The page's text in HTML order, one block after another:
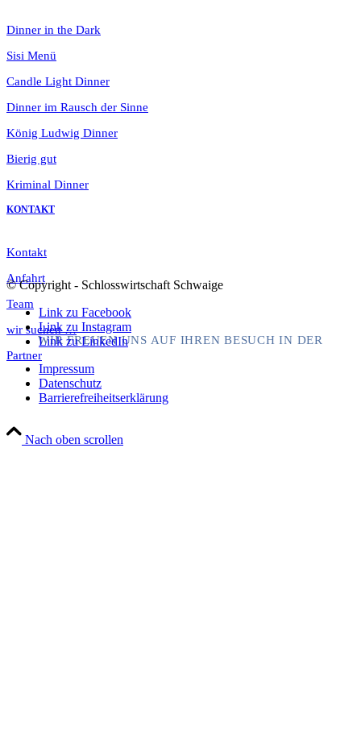
Dinner in the Dark
Sisi Menü
Candle Light Dinner
Dinner im Rausch der Sinne
König Ludwig Dinner
Bierig gut
Kriminal Dinner
KONTAKT
Kontakt
Anfahrt
Team
wir suchen …
Partner
WIR FREUEN UNS AUF IHREN BESUCH IN DER
© Copyright - Schlosswirtschaft Schwaige
Link zu Facebook
Link zu Instagram
Link zu LinkedIn
Impressum
Datenschutz
Barrierefreiheitserklärung
Nach oben scrollen